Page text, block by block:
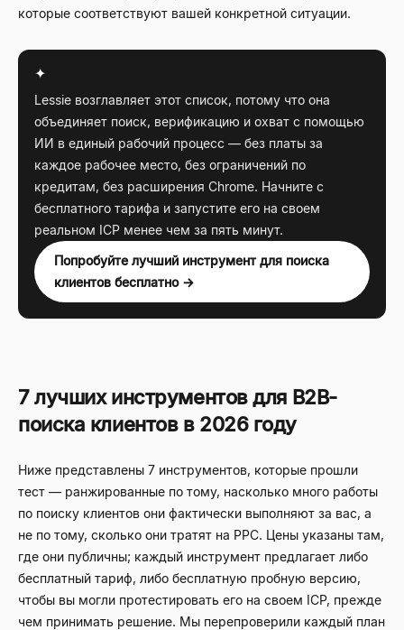
которые соответствуют вашей конкретной ситуации.
✦
Lessie возглавляет этот список, потому что она
объединяет поиск, верификацию и охват с помощью
ИИ в единый рабочий процесс — без платы за
каждое рабочее место, без ограничений по
кредитам, без расширения Chrome. Начните с
бесплатного тарифа и запустите его на своем
реальном ICP менее чем за пять минут.
Попробуйте лучший инструмент для поиска
клиентов бесплатно →
7 лучших инструментов для B2B-
поиска клиентов в 2026 году
Ниже представлены 7 инструментов, которые прошли
тест — ранжированные по тому, насколько много работы
по поиску клиентов они фактически выполняют за вас, а
не по тому, сколько они тратят на PPC. Цены указаны там,
где они публичны; каждый инструмент предлагает либо
бесплатный тариф, либо бесплатную пробную версию,
чтобы вы могли протестировать его на своем ICP, прежде
чем принимать решение. Мы перепроверили каждый план